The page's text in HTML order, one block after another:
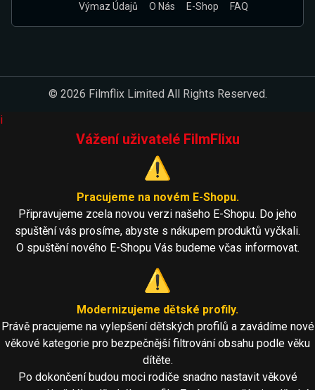
Výmaz Údajů
O Nás E-Shop FAQ
© 2026 Filmflix Limited All Rights Reserved.
i
Vážení uživatelé FilmFlixu
⚠️
Pracujeme na novém E-Shopu.
Připravujeme zcela novou verzi našeho E-Shopu. Do jeho
spuštění vás prosíme, abyste s nákupem produktů vyčkali.
O spuštění nového E-Shopu Vás budeme včas informovat.
⚠️
Modernizujeme dětské profily.
Právě pracujeme na vylepšení dětských profilů a zavádíme nové
věkové kategorie pro bezpečnější filtrování obsahu podle věku
dítěte.
Po dokončení budou moci rodiče snadno nastavit věkové